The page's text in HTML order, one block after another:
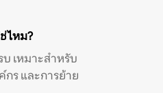
ไหม?
เหมาะสำหรับ
ร และการย้าย